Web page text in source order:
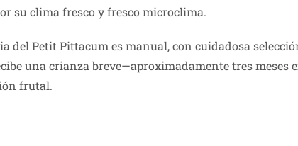
su clima fresco y fresco microclima.
del Petit Pittacum es manual, con cuidadosa
una crianza breve—aproximadamente tres
frutal.